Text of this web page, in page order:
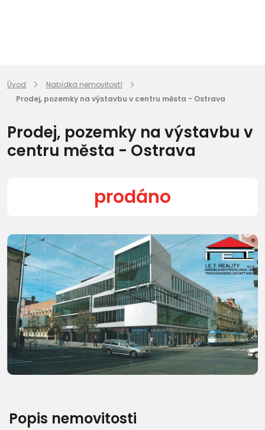
Úvod
Nabídka nemovitostí
Prodej, pozemky na výstavbu v centru města - Ostrava
Prodej, pozemky na výstavbu v
centru města - Ostrava
prodáno
Popis nemovitosti